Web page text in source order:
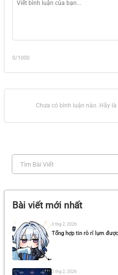
0/1000
Chưa có bình luận nào. Hãy
Bài viết mới nhất
3 thg 2, 2026
Tổng hợp tin rò rỉ lụm
2 thg 2, 2026